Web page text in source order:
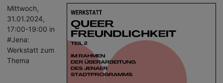
Mittwoch,
31.01.2024,
17:00-19:00 in
#Jena:
Werkstatt zum
Thema